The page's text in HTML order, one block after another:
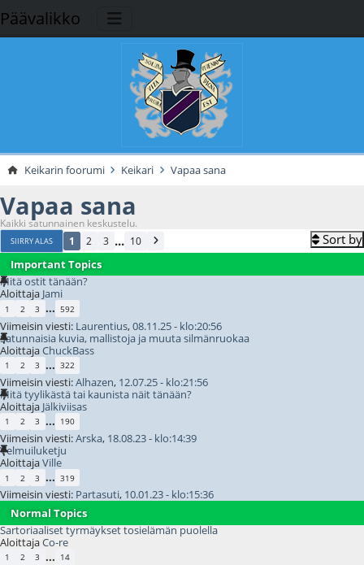
Päävalikko
Keikarin foorumi Keikari Vapaa sana
Vapaa sana
Kaikki satunnainen keskustelu.
SIIRRY ALAS 1 2 3 ... 10 Sort by
Important Topics
Mitä ostit tänään?
Aloittaja Jami
1 2 3 ... 592
Viimeisin viesti: Laurentius,08.11.25 - klo:20:56
Satunnaisia kuvia, mallistoja ja muuta silmänruokaa
AloittajaChuckBass
1 2 3 ... 322
Viimeisin viesti:Alhazen, 12.07.25 - klo:21:56
Mitä tyylikästä tai kaunista näit tänään?
Aloittaja Jälkiviisas
1 2 3 ... 190
Viimeisin viesti:Arska, 18.08.23 - klo:14:39
Velmuiluketju
AloittajaVille
1 2 3 ... 319
Viimeisin viesti: Partasuti, 10.01.23 - klo:15:36
Normal Topics
Sartoriaaliset tyrmäykset tosielämän puolella
AloittajaCo-re
1 2 3 ... 14